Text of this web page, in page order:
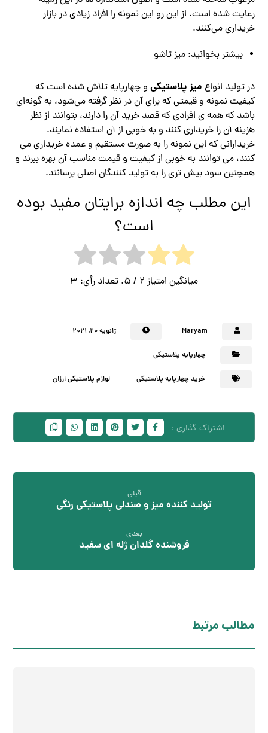
رعایت شده است. از این رو این نمونه را افراد زیادی در بازار
خریداری می‌کنند.
بیشتر بخوانید: میز تاشو
در تولید انواع میز پلاستیکی و چهارپایه تلاش شده است که
کیفیت نمونه و قیمتی که برای آن در نظر گرفته می‌شود، به گونه‌ای
باشد که همه ی افرادی که قصد خرید آن را دارند، بتوانند از نظر
هزینه آن را خریداری کنند و به خوبی از آن استفاده نمایند.
خریدارانی که این نمونه را به صورت مستقیم و عمده خریداری می
کنند، می توانند به خوبی از کیفیت و قیمت مناسب آن بهره ببرند و
همچنین سود بیش تری را به تولید کنندگان اصلی برسانند.
این مطلب چه اندازه برایتان مفید بوده
است؟
میانگین امتیاز 2 / 5. تعداد رأی: 3
Maryam ژانویه ۲۰, ۲۰۲۱
چهارپایه پلاستیکی
خرید چهارپایه پلاستیکی لوازم پلاستیکی ارزان
قبلی
تولید کننده میز و صندلی پلاستیکی رنگی
بعدی
فروشنده گلدان ژله ای سفید
مطالب مرتبط